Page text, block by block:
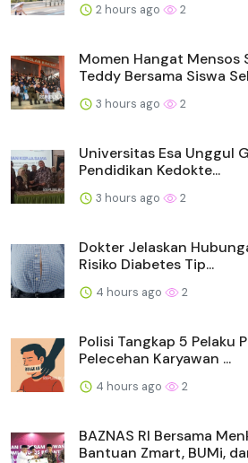
2 hours ago 2
Momen Hangat Mensos
Teddy Bersama Siswa
3 hours ago 2
Universitas Esa Unggul
Pendidikan Kedokte...
3 hours ago 2
Dokter Jelaskan
Risiko Diabetes Tip...
4 hours ago 2
Polisi Tangkap 5 Pelaku
Pelecehan Karyawan ...
4 hours ago 2
BAZNAS RI Bersama
Bantuan Zmart, BUMi,